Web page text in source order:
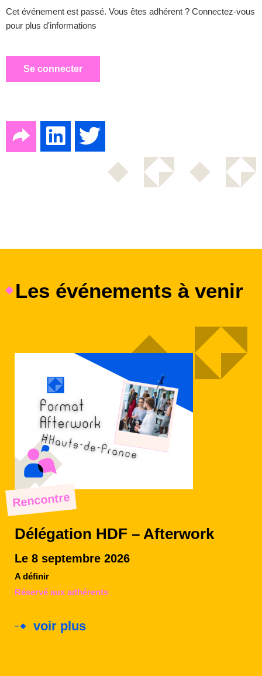
Cet événement est passé. Vous êtes adhérent ? Connectez-vous
pour plus d'informations
Se connecter
Les événements à venir
Rencontre
Délégation HDF – Afterwork
Le 8 septembre 2026
A définir
Réservé aux adhérents
voir plus